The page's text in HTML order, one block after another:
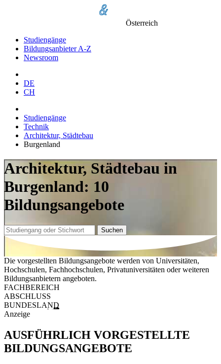
Österreich
Studiengänge
Bildungsanbieter A-Z
Newsroom
DE
CH
Studiengänge
Technik
Architektur, Städtebau
Burgenland
Architektur, Städtebau in
Burgenland: 10
Bildungsangebote
Suchen
Die vorgestellten Bildungsangebote werden von Universitäten,
Hochschulen, Fachhochschulen, Privatuniversitäten oder weiteren
Bildungsanbietern angeboten.
FACHBEREICH
ABSCHLUSS
BUNDESLAND
Anzeige
AUSFÜHRLICH VORGESTELLTE
BILDUNGSANGEBOTE